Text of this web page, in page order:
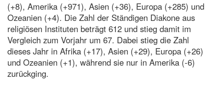
(+8), Amerika (+971), Asien (+36), Europa (+285) und
Ozeanien (+4). Die Zahl der Ständigen Diakone aus
religiösen Instituten beträgt 612 und stieg damit im
Vergleich zum Vorjahr um 67. Dabei stieg die Zahl
dieses Jahr in Afrika (+17), Asien (+29), Europa (+26)
und Ozeanien (+1), während sie nur in Amerika (-6)
zurückging.